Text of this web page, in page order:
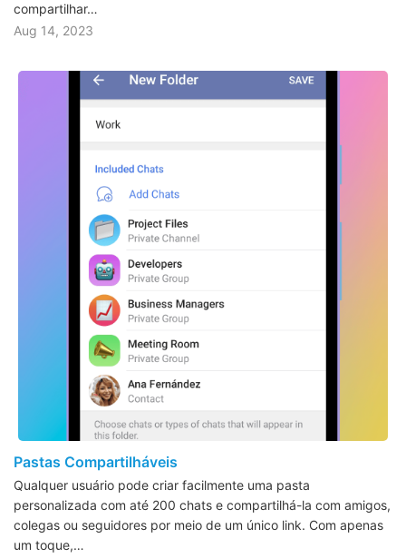
compartilhar…
Aug 14, 2023
Pastas Compartilháveis
Qualquer usuário pode criar facilmente uma pasta
personalizada com até 200 chats e compartilhá-la com amigos,
colegas ou seguidores por meio de um único link. Com apenas
um toque,…